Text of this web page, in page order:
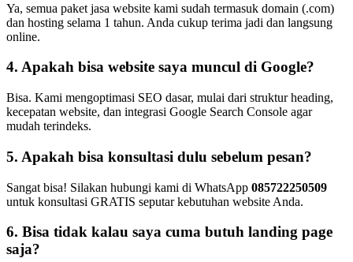
Ya, semua paket jasa website kami sudah termasuk domain (.com)
dan hosting selama 1 tahun. Anda cukup terima jadi dan langsung
online.
4. Apakah bisa website saya muncul di Google?
Bisa. Kami mengoptimasi SEO dasar, mulai dari struktur heading,
kecepatan website, dan integrasi Google Search Console agar
mudah terindeks.
5. Apakah bisa konsultasi dulu sebelum pesan?
Sangat bisa! Silakan hubungi kami di WhatsApp 085722250509
untuk konsultasi GRATIS seputar kebutuhan website Anda.
6. Bisa tidak kalau saya cuma butuh landing page
saja?